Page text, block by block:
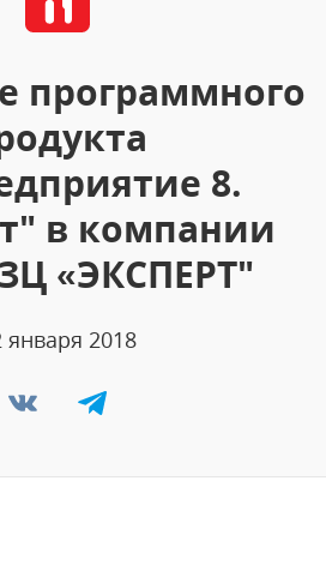
программного
8.
в компании
«ЭКСПЕРТ"
января 2018